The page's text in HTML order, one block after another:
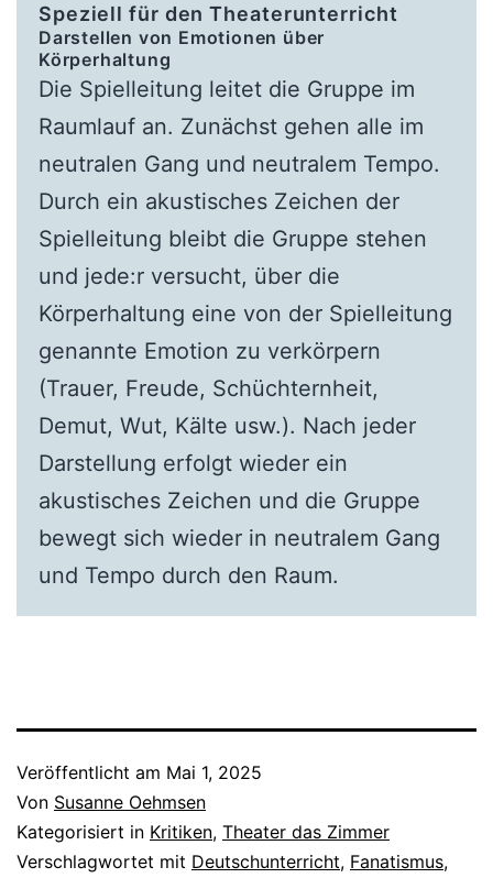
Speziell für den Theaterunterricht
Darstellen von Emotionen über
Körperhaltung
Die Spielleitung leitet die Gruppe im
Raumlauf an. Zunächst gehen alle im
neutralen Gang und neutralem Tempo.
Durch ein akustisches Zeichen der
Spielleitung bleibt die Gruppe stehen
und jede:r versucht, über die
Körperhaltung eine von der Spielleitung
genannte Emotion zu verkörpern
(Trauer, Freude, Schüchternheit,
Demut, Wut, Kälte usw.). Nach jeder
Darstellung erfolgt wieder ein
akustisches Zeichen und die Gruppe
bewegt sich wieder in neutralem Gang
und Tempo durch den Raum.
Veröffentlicht am Mai 1, 2025
Von Susanne Oehmsen
Kategorisiert in Kritiken, Theater das Zimmer
Verschlagwortet mit Deutschunterricht, Fanatismus,